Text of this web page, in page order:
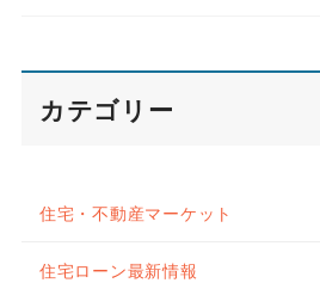
カテゴリー
住宅・不動産マーケット
住宅ローン最新情報